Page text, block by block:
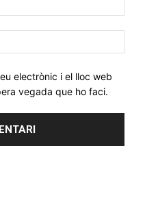
web:
electrònic i el lloc web
vegada que ho faci.